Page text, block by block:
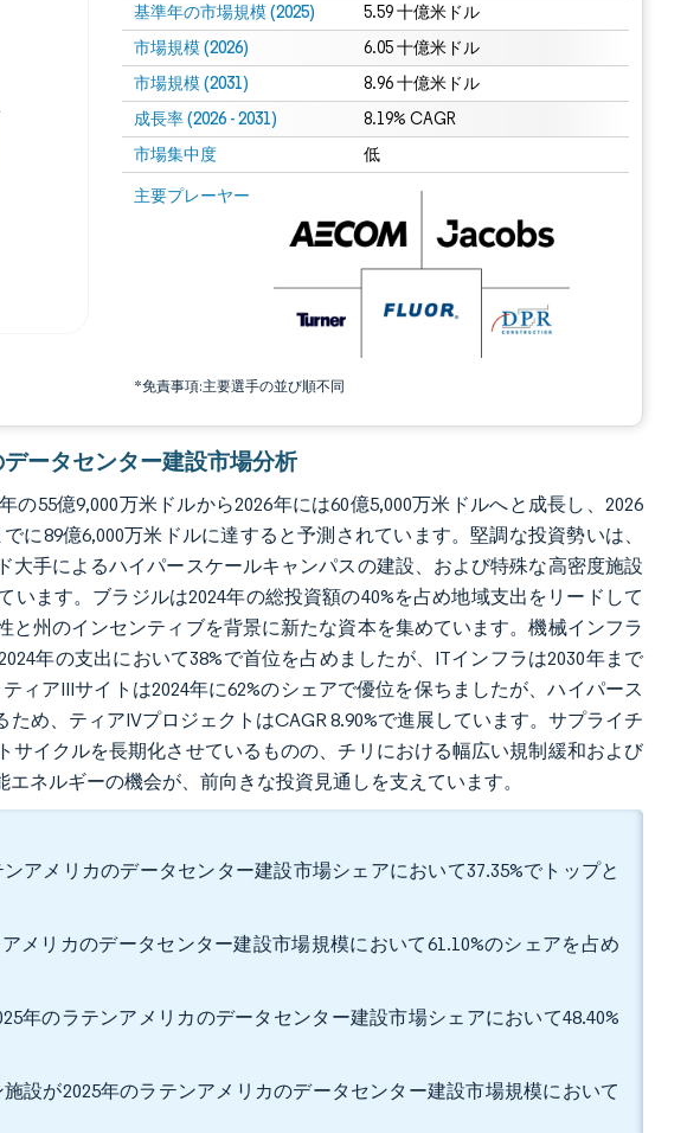
基準年の市場規模 (2025) 5.59 十億米ドル
市場規模 (2026) 6.05 十億米ドル
市場規模 (2031) 8.96 十億米ドル
成長率 (2026 - 2031) 8.19% CAGR
市場集中度 低
主要プレーヤー
*免責事項:主要選手の並び順不同
画像 © Mordor Intelligence。再利用にはCC BY 4.0の表示が必要です。
利用にはCC BY 4.0の表示が必要です。
ータセンター建設市場分析
55億9,000万米ドルから2026年には60億5,000万米ドルへと成長し、2026
に89億6,000万米ドルに達すると予測されています。堅調な投資勢いは、
手によるハイパースケールキャンパスの建設、および特殊な高密度施設
ます。ブラジルは2024年の総投資額の40%を占め地域支出をリードして
州のインセンティブを背景に新たな資本を集めています。機械インフラ
年の支出において38%で首位を占めましたが、ITインフラは2030年まで
ィアIIIサイトは2024年に62%のシェアで優位を保ちましたが、ハイパース
め、ティアIVプロジェクトはCAGR 8.90%で進展しています。サプライチ
サイクルを長期化させているものの、チリにおける幅広い規制緩和および
ネルギーの機会が、前向きな投資見通しを支えています。
アメリカのデータセンター建設市場シェアにおいて37.35%でトップと
メリカのデータセンター建設市場規模において61.10%のシェアを占め
年のラテンアメリカのデータセンター建設市場シェアにおいて48.40%
設が2025年のラテンアメリカのデータセンター建設市場規模において